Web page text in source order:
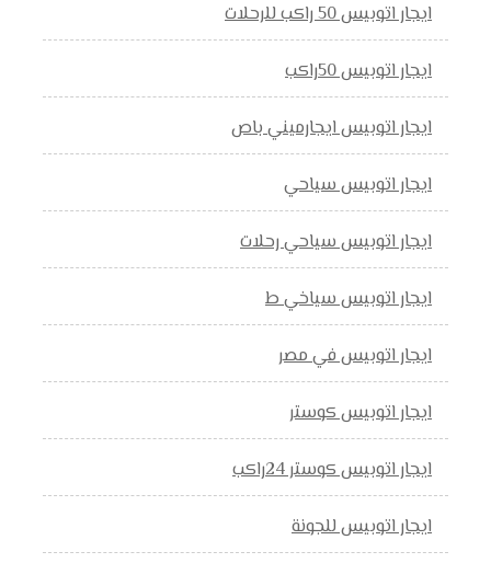
ايجار اتوبيس 50 راكب للرحلات
ايجار اتوبيس 50راكب
ايجار اتوبيس ايجارميني باص
ايجار اتوبيس سياحي
ايجار اتوبيس سياحي رحلات
ايجار اتوبيس سياخي ط
ايجار اتوبيس في مصر
ايجار اتوبيس كوستر
ايجار اتوبيس كوستر 24راكب
ايجار اتوبيس للجونة